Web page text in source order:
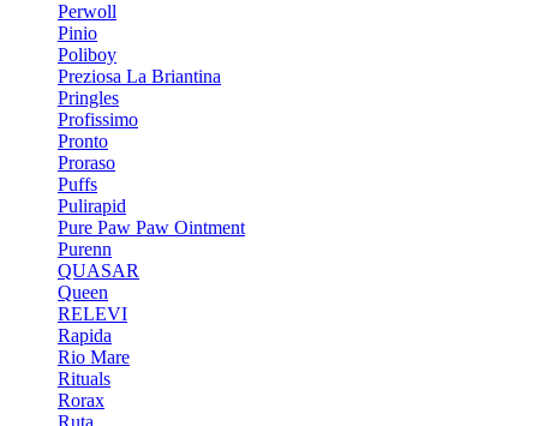
Perwoll
Pinio
Poliboy
Preziosa La Briantina
Pringles
Profissimo
Pronto
Proraso
Puffs
Pulirapid
Pure Paw Paw Ointment
Purenn
QUASAR
Queen
RELEVI
Rapida
Rio Mare
Rituals
Rorax
Ruta